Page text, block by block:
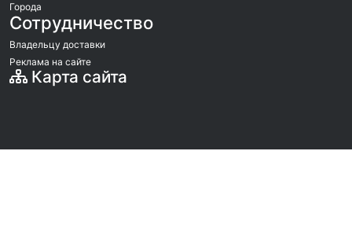
Города
Сотрудничество
Владельцу доставки
Реклама на сайте
Карта сайта